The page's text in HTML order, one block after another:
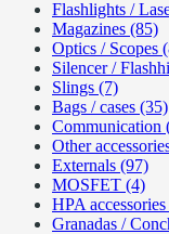
Flashlights /
Magazines (85)
Optics / Scopes
Silencer /
Slings (7)
Bags / cases (35)
Communication
Other
Externals (97)
MOSFET (4)
HPA
Granadas /